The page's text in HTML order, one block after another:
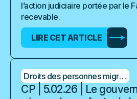
l’action judiciaire portée par le
recevable.
LIRE CET ARTICLE
Droits des personnes migrantes
CP | 5.02.26 | Le